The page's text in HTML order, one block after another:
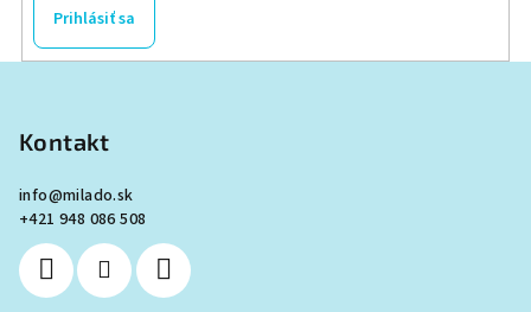
Prihlásiť sa
Kontakt
info@milado.sk
+421 948 086 508